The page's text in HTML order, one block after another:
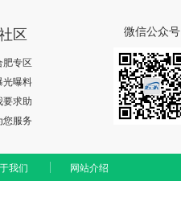
区
肥专区
光曝料
要求助
您服务
微信公众号
我们 网站介绍